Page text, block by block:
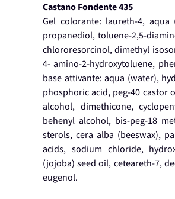
Castano Fondente 435
Gel colorante: laureth-4,
propanediol, toluene-2,5-
chlororesorcinol, dimethyl
4- amino-2-hydroxytoluene,
base attivante: aqua (water),
phosphoric acid, peg-40 castor
alcohol, dimethicone,
behenyl alcohol, bis-peg-18
sterols, cera alba (beeswax),
acids, sodium chloride,
(jojoba) seed oil, ceteareth-7,
eugenol.